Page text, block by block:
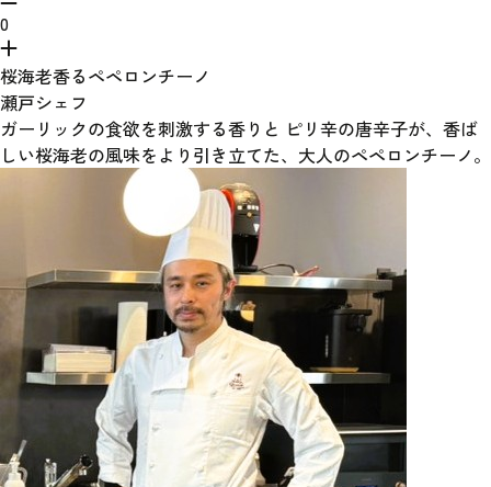
0
桜海老香るペペロンチーノ
瀬戸シェフ
ガーリックの食欲を刺激する香りと ピリ辛の唐辛子が、香ば
しい桜海老の風味をより引き立てた、大人のペペロンチーノ。